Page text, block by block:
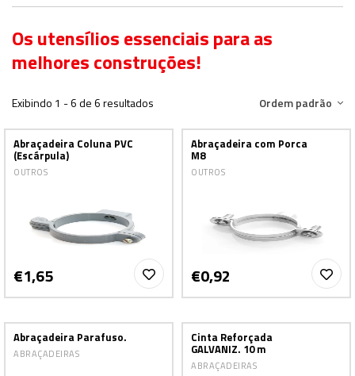
Os utensílios essenciais para as
melhores construções!
Exibindo 1 - 6 de 6 resultados Ordem padrão
Abraçadeira Coluna PVC
(Escárpula)
OUTROS
€1,65
Abraçadeira com Porca
M8
OUTROS
€0,92
Abraçadeira Parafuso.
ABRAÇADEIRAS
Cinta Reforçada
GALVANIZ. 10 m
ABRAÇADEIRAS